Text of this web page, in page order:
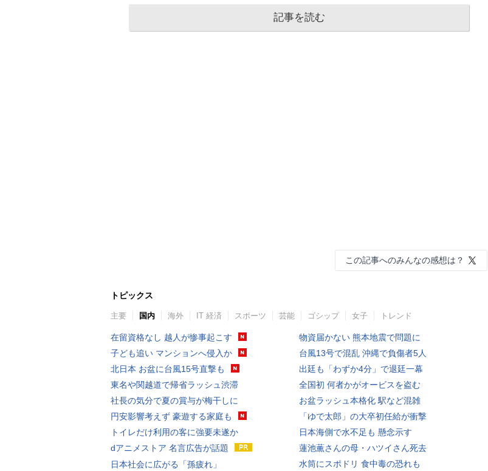
記事を読む
この記事へのみんなの感想は？
トピックス
主要 国内 海外 IT 経済 スポーツ 芸能 ゴシップ 女子 トレンド
在留資格なし 越人が惨事起こす
子ども追い マンションへ侵入か
北日本 お盆に台風15号直撃も
東名や関越道で帰省ラッシュ渋滞
社長の気分で夏の賞与が梅干しに
円安影響考えず 豪遊する家庭も
トイレだけ利用の客に強要未遂か
dアニメストア 名言広告が話題
日本社会に広がる「孫疲れ」
物資届かない 熊本地震で問題に
台風13号で混乱 沖縄で負傷者5人
出廷も「わずか4分」で退廷一幕
全国初 何者かがオービスを盗む
お盆ラッシュ本格化 駅など混雑
「ゆで太郎」の大卒初任給が衝撃
日本海側で水不足も 懸念示す
蓮池薫さんの母・ハツイさん死去
水筒にスポドリ 食中毒の恐れも